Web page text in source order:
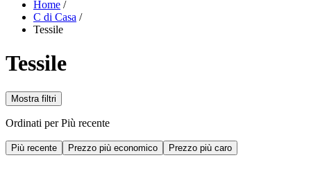
Home /
C di Casa /
Tessile
Tessile
Mostra filtri
Ordinati perPiù recente
Più recente Prezzo più economico Prezzo più caro